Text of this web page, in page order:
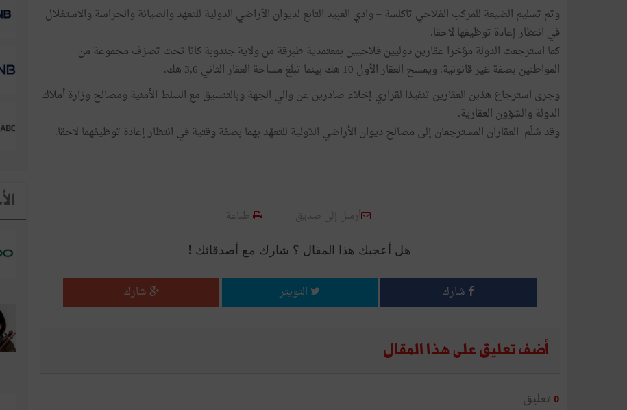
وتم تسليم الضيعة للمركب الفلاحي تاكلسة – وادي العبيد التابع لديوان الأراضي الدولية للتعهد والصيانة والحراسة والاستغلال
في انتظار إعادة توظيفها لاحقا.
كما استرجعت الدولة مؤخرا عقارين دوليين فلاحيين بمعتمدية طبرقة من ولاية جندوبة كانا تحت تصرّف مجموعة من
المواطنين بصفة غير قانونية. ويمسح العقار الأول 10 هك بينما تبلغ مساحة العقار الثاني 3,6 هك.
وجرى استرجاع هذين العقارين تنفيذا لقراري إخلاء صادرين عن والي الجهة وبالتنسيق مع السلط الأمنية ومصالح وزارة أملاك
الدولة والشؤون العقارية.
وقد سُلّم العقاران المسترجعان إلى مصالح ديوان الأراضي الدّولية للتعهّد بهما بصفة وقتية في انتظار إعادة توظيفهما لاحقا.
أرسل إلى صديق طباعة
هل أعجبك هذا المقال ؟ شارك مع أصدقائك !
شارك التويتر شارك
أضف تعليق على هذا المقال
0 تعليق